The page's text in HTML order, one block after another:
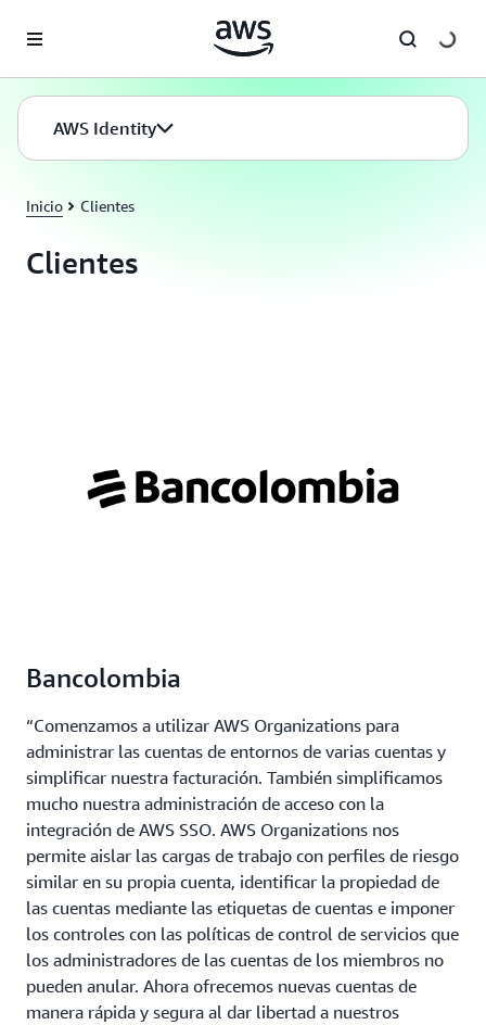
AWS Identity
Inicio Clientes
Clientes
Bancolombia
“Comenzamos a utilizar AWS Organizations para
administrar las cuentas de entornos de varias cuentas y
simplificar nuestra facturación. También simplificamos
mucho nuestra administración de acceso con la
integración de AWS SSO. AWS Organizations nos
permite aislar las cargas de trabajo con perfiles de riesgo
similar en su propia cuenta, identificar la propiedad de
las cuentas mediante las etiquetas de cuentas e imponer
los controles con las políticas de control de servicios que
los administradores de las cuentas de los miembros no
pueden anular. Ahora ofrecemos nuevas cuentas de
manera rápida y segura al dar libertad a nuestros